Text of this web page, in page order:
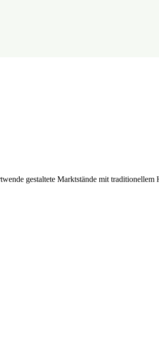
gestaltete Marktstände mit